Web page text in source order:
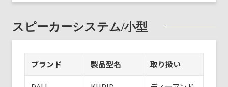
スピーカーシステム/小型
ブランド 製品型名 取り扱い